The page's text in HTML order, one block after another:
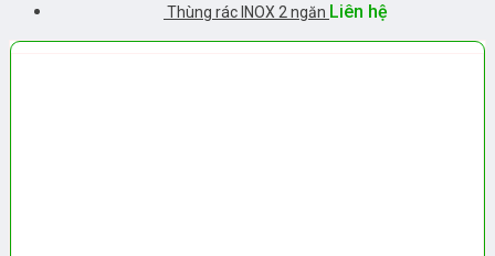
Thùng rác INOX 2 ngăn Liên hệ